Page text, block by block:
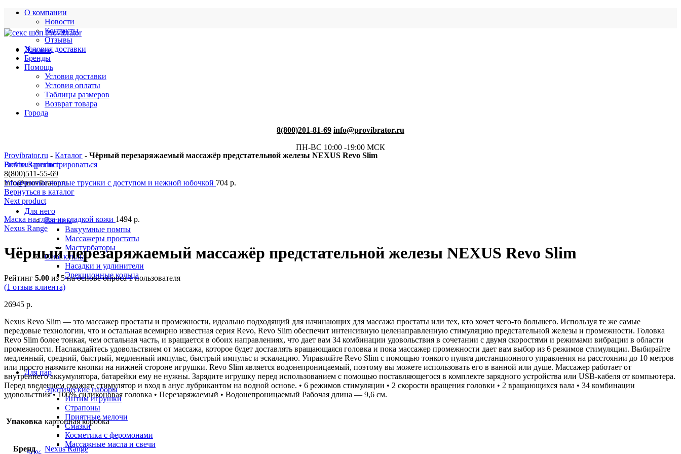
О компании
Новости
Контакты
Отзывы
Условия доставки
Бренды
Помощь
Условия доставки
Условия оплаты
Таблицы размеров
Возврат товара
Города
8(800)201-81-69 info@provibrator.ru
ПН-ВС 10:00 -19:00 МСК
Войти/Зарегистрироваться
8(800)511-55-69
info@provibrator.ru
Для нее
Для него
Вагины
Вакуумные помпы
Массажеры простаты
Мастурбаторы
Секс куклы
Насадки и удлинители
Эрекционные кольца
Для пар
Эротические наборы
Интим игрушки
Страпоны
Приятные мелочи
Смазки
Косметика с феромонами
Массажные масла и свечи
Provibrator.ru - Каталог - Чёрный перезаряжаемый массажёр предстательной железы NEXUS Revo Slim
Previous product
Утонченные черные трусики с доступом и нежной юбочкой 704 р.
Вернуться в каталог
Next product
Маска на глаза из гладкой кожи 1494 р.
Nexus Range
Чёрный перезаряжаемый массажёр предстательной железы NEXUS Revo Slim
Рейтинг 5.00 из 5 на основе опроса1пользователя
(1 отзыв клиента)
26945 р.
Nexus Revo Slim — это массажер простаты и промежности, идеально подходящий для начинающих для массажа простаты или тех, кто хочет чего-то большего. Используя те же самые
передовые технологии, что и остальная всемирно известная серия Revo, Revo Slim обеспечит интенсивную целенаправленную стимуляцию предстательной железы и промежности. Головка
Revo Slim более тонкая, чем остальная часть, и вращается в обоих направлениях, что дает вам 34 комбинации удовольствия в сочетании с двумя скоростями и режимами вибрации в области
промежности. Наслаждайтесь удовольствием от массажа, которое будет доставлять вращающаяся головка и пока массажер промежности дает вам выбор из 6 режимов стимуляции. Выбирайте
медленный, средний, быстрый, медленный импульс, быстрый импульс и эскалацию. Управляйте Revo Slim с помощью тонкого пульта дистанционного управления на расстоянии до 10 метров
или просто нажмите кнопки на нижней стороне игрушки. Revo Slim является водонепроницаемый, поэтому вы можете использовать его в ванной или душе. Массажер работает от
внутреннего аккумулятора, батарейки ему не нужны. Зарядите игрушку перед использованием с помощью поставляющегося в комплекте зарядного устройства или USB-кабеля от компьютера.
Перед введением смажьте стимулятор и вход в анус лубрикантом на водной основе. • 6 режимов стимуляции • 2 скорости вращения головки • 2 вращающихся вала • 34 комбинации
удовольствия • 100% силиконовая головка • Перезаряжаемый • Водонепроницаемый Рабочая длина — 9,6 см.
Упаковка картонная коробка
Бренд Nexus Range